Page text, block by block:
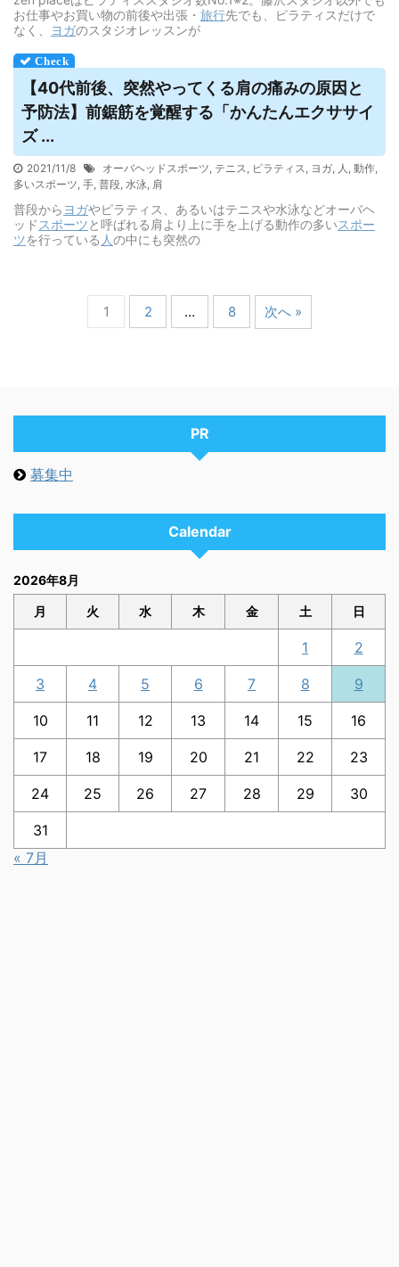
お仕事やお買い物の前後や出張・ 旅行先でも、ピラティスだけで
なく、
ヨガのスタジオレッスンが
【40代前後、突然やってくる肩の痛みの原因と
予防法】前鋸筋を覚醒する「かんたんエクササイ
ズ ...
2021/11/8 オーバヘッドスポーツ, テニス, ピラティス, ヨガ, 人 , 動作,
多いスポーツ, 手, 普段, 水泳, 肩
普段から ヨガやピラティス、あるいはテニスや水泳などオーバヘ
ッド スポーツと呼ばれる肩より上に手を上げる動作の多いスポー
ツを行っている 人の中にも突然の
1 2 … 8 次へ »
PR
募集中
Calendar
2026年8月
月 火 水 木 金 土 日
1 2
3 4 5 6 7 8 9
10 11 12 13 14 15 16
17 18 19 20 21 22 23
24 25 26 27 28 29 30
31
« 7月